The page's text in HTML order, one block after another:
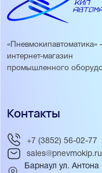
«Пневмокипавтоматика»
интернет-магазин
промышленного
Контакты
+7 (3852) 56-02-77
sales@pnevmokip.ru
Барнаул ул. Антона